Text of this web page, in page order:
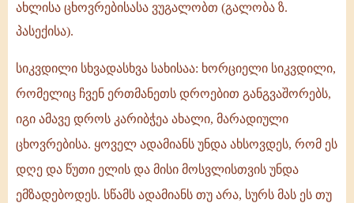
ახლისა ცხოვრებისასა ვუგალობთ (გალობა ზ.
პასექისა).
სიკვდილი სხვადასხვა სახისაა: ხორციელი სიკვდილი,
რომელიც ჩვენ ერთმანეთს დროებით განგვაშორებს,
იგი ამავე დროს კარიბჭეა ახალი, მარადიული
ცხოვრებისა. ყოველ ადამიანს უნდა ახსოვდეს, რომ ეს
დღე და წუთი ელის და მისი მოსვლისთვის უნდა
ემზადებოდეს. სწამს ადამიანს თუ არა, სურს მას ეს თუ